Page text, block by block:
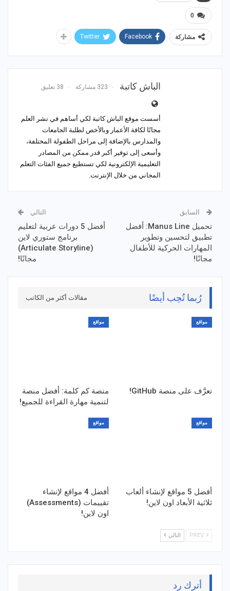
0
مشاركة Facebook
Twitter
الباش كاتبة 323 مشاركة 38 تعليق
أسست موقع الباش كاتبة لكي أساهم في نشر العلم
مجانًا لكافة الأعمار وبالأخص لطلبة الجامعات
والمدارس بالإضافة إلى مراحل الطفولة المختلفة،
وأسعى إلى توفير أكبر قدر ممكن من المصادر
التعليمية الإلكترونية لكي تستطيع جميع الفئات التعلم
المجاني من خلال الإنترنت.
السابق
تحميل Manus Line: أفضل
تطبيق لتحسين وتطوير
المهارات الحركية للأطفال
مجانًا!
التالي
أفضل 5 دورات عربية لتعليم
برنامج ستوري لاين
(Articulate Storyline)
مجانًا!
رُبما تُحِب أيضًا مقالات أكثر من الكاتب
مواقع
تعرَّف على منصة GitHub!
مواقع
منصة كم كلمة: أفضل منصة
لتنمية مهارة القراءة للجميع!
مواقع
أفضل 5 مواقع لإنشاء ألعاب
ثلاثية الأبعاد اون لاين!
مواقع
أفضل 4 مواقع لإنشاء
تقييمات (Assessments)
اون لاين!
التالي
أترك رد